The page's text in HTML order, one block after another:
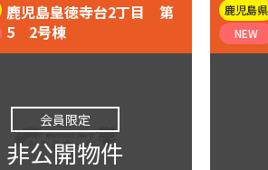
鹿児島皇徳寺台2丁目 第
5 2号棟
会員限定
非公開物件
鹿児島県
NEW